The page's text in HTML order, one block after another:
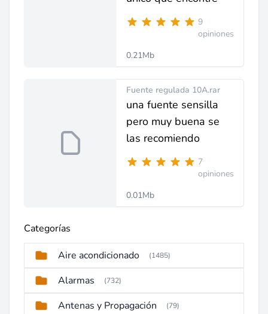
9
opiniones
0.21Mb
Fuente regulada 10A.rar
una fuente sensilla
pero muy buena se
las recomiendo
7
opiniones
0.01Mb
Categorías
Aire acondicionado (1485)
Alarmas (732)
Antenas y Propagación (79)